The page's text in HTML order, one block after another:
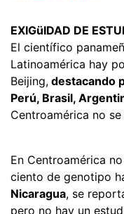
EXIGüIDAD DE
El científico
Latinoamérica hay
Beijing, destacando
Perú, Brasil,
Centroamérica no
En Centroamérica
ciento de genotipo
Nicaragua, se
pero no hay un